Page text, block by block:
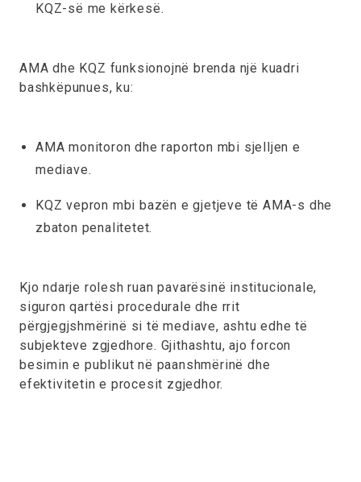
KQZ-së me kërkesë.
AMA dhe KQZ funksionojnë brenda një kuadri
bashkëpunues, ku:
AMA monitoron dhe raporton mbi sjelljen e
mediave.
KQZ vepron mbi bazën e gjetjeve të AMA-s dhe
zbaton penalitetet.
Kjo ndarje rolesh ruan pavarësinë institucionale,
siguron qartësi procedurale dhe rrit
përgjegjshmërinë si të mediave, ashtu edhe të
subjekteve zgjedhore. Gjithashtu, ajo forcon
besimin e publikut në paanshmërinë dhe
efektivitetin e procesit zgjedhor.